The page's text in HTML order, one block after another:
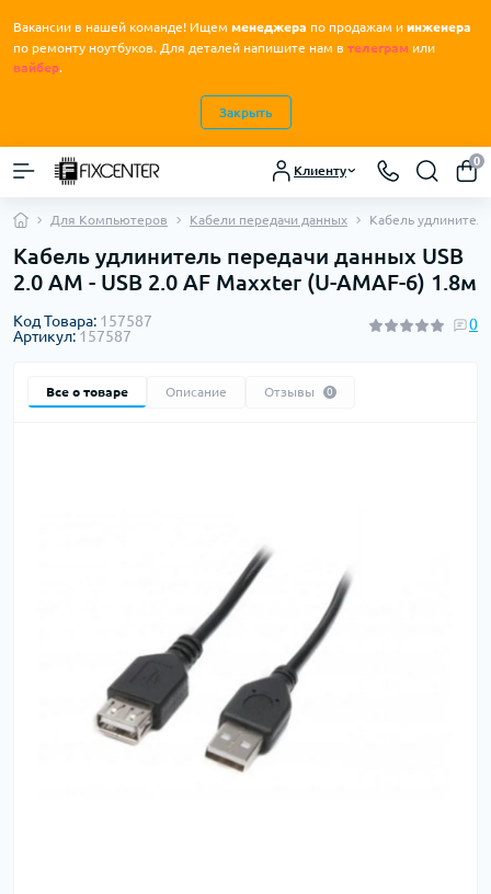
Вакансии в нашей команде! Ищем менеджера по продажам и инженера
по ремонту ноутбуков. Для деталей напишите нам в телеграм или
вайбер.
Закрыть
Клиенту
0
Для Компьютеров Кабели передачи данных Кабель
Кабель удлинитель передачи данных USB
2.0 AM - USB 2.0 AF Maxxter (U-AMAF-6) 1.8м
Код Товара: 157587
Артикул: 157587
0
Все о товаре Описание Отзывы 0